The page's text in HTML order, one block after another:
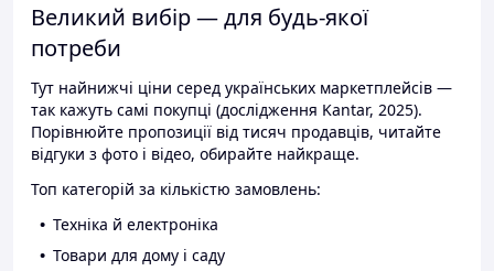
Великий вибір — для будь-якої
потреби
Тут найнижчі ціни серед українських маркетплейсів —
так кажуть самі покупці (дослідження Kantar, 2025).
Порівнюйте пропозиції від тисяч продавців, читайте
відгуки з фото і відео, обирайте найкраще.
Топ категорій за кількістю замовлень:
Техніка й електроніка
Товари для дому і саду